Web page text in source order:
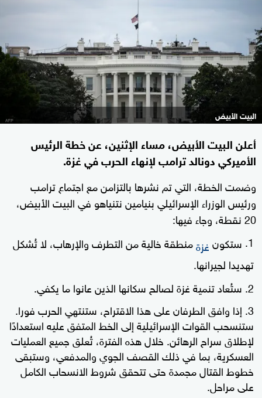
البيت الأبيض
أعلن البيت الأبيض، مساء الإثنين، عن خطة الرئيس
الأميركي دونالد ترامب لإنهاء الحرب في غزة.
وضمت الخطة، التي تم نشرها بالتزامن مع اجتماع ترامب
ورئيس الوزراء الإسرائيلي بنيامين نتنياهو في البيت الأبيض،
20 نقطة، وجاء فيها:
ستكونغزةمنطقة خالية من التطرف والإرهاب، لا تُشكل
تهديدا لجيرانها.
ستُعاد تنمية غزة لصالح سكانها الذين عانوا ما يكفي.
إذا وافق الطرفان على هذا الاقتراح، ستنتهي الحرب فورا.
ستنسحب القوات الإسرائيلية إلى الخط المتفق عليه استعدادًا
لإطلاق سراح الرهائن. خلال هذه الفترة، تُعلق جميع العمليات
العسكرية، بما في ذلك القصف الجوي والمدفعي، وستبقى
خطوط القتال مجمدة حتى تتحقق شروط الانسحاب الكامل
على مراحل.